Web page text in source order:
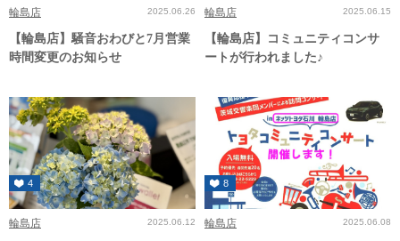
輪島店 2025.06.26
【輪島店】騒音おわびと7月営業
時間変更のお知らせ
輪島店 2025.06.15
【輪島店】コミュニティコンサ
ートが行われました♪
4
輪島店 2025.06.12
8
輪島店 2025.06.08